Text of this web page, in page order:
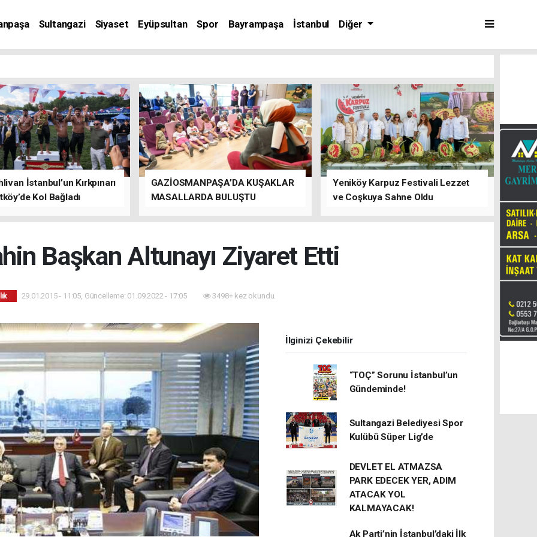
Sultangazi Siyaset Eyüpsultan Spor Bayrampaşa İstanbul Diğer
İstanbul’un Kırkpınarı
Kol Bağladı
GAZİOSMANPAŞA’DA KUŞAKLAR
MASALLARDA BULUŞTU
Yeniköy Karpuz Festivali Lezzet
ve Coşkuya Sahne Oldu
Başkan Altunayı Ziyaret Etti
29.01.2015 - 11:05, Güncelleme: 01.09.2022 - 17:05 3498+ kez okundu.
İlginizi Çekebilir
“TOÇ” Sorunu İstanbul’un
Gündeminde!
Sultangazi Belediyesi Spor
Kulübü Süper Lig’de
DEVLET EL ATMAZSA
PARK EDECEK YER, ADIM
ATACAK YOL
KALMAYACAK!
Ak Parti’nin İstanbul’daki İlk